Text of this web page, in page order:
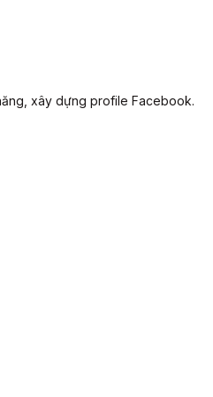
xây dựng profile Facebook.